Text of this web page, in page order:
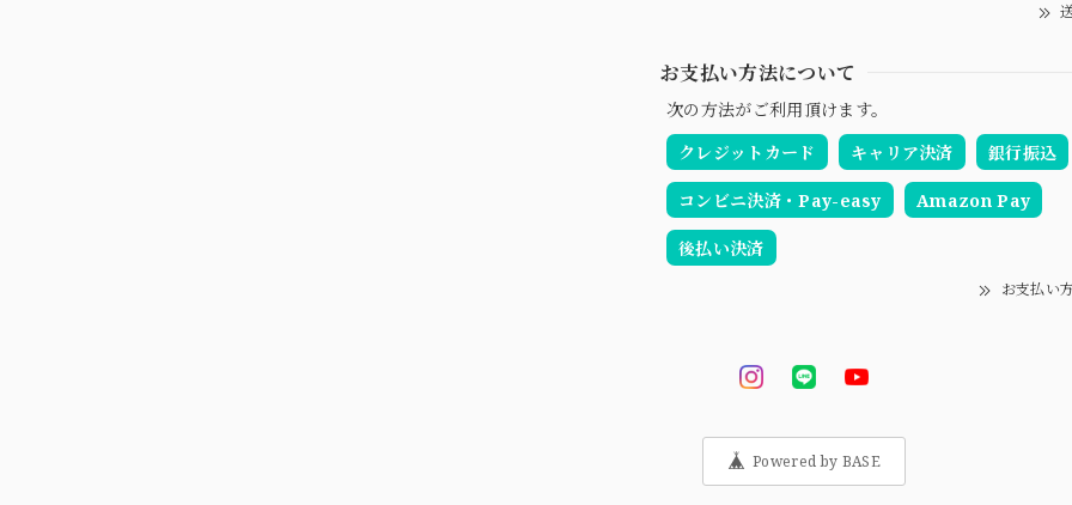
お支払い方法について
次の方法がご利用頂けます。
クレジットカード
キャリア決済 銀行振込
コンビニ決済・Pay-easy Amazon Pay
後払い決済
お支払い
Powered by BASE